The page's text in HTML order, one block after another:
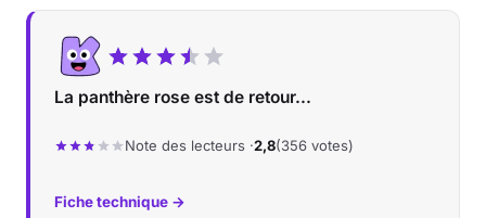
La panthère rose est de retour...
Note des lecteurs ·2,8(356 votes)
Fiche technique →